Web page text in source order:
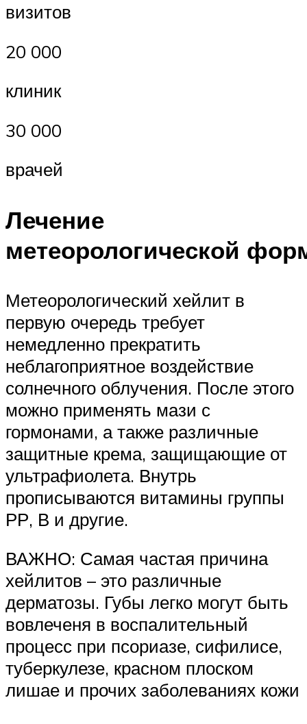
визитов
20 000
клиник
30 000
врачей
Лечение
метеорологической
Метеорологический хейлит в
первую очередь требует
немедленно прекратить
неблагоприятное воздействие
солнечного облучения. После этого
можно применять мази с
гормонами, а также различные
защитные крема, защищающие от
ультрафиолета. Внутрь
прописываются витамины группы
РР, В и другие.
ВАЖНО: Самая частая причина
хейлитов – это различные
дерматозы. Губы легко могут быть
вовлеченя в воспалительный
процесс при псориазе, сифилисе,
туберкулезе, красном плоском
лишае и прочих заболеваниях кожи